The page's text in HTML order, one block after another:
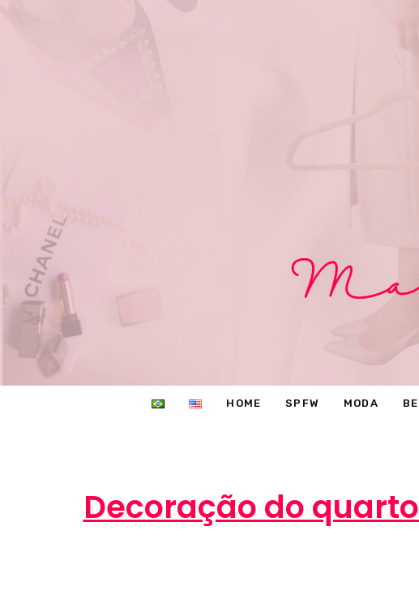
HOME SPFW MODA
Decoração do